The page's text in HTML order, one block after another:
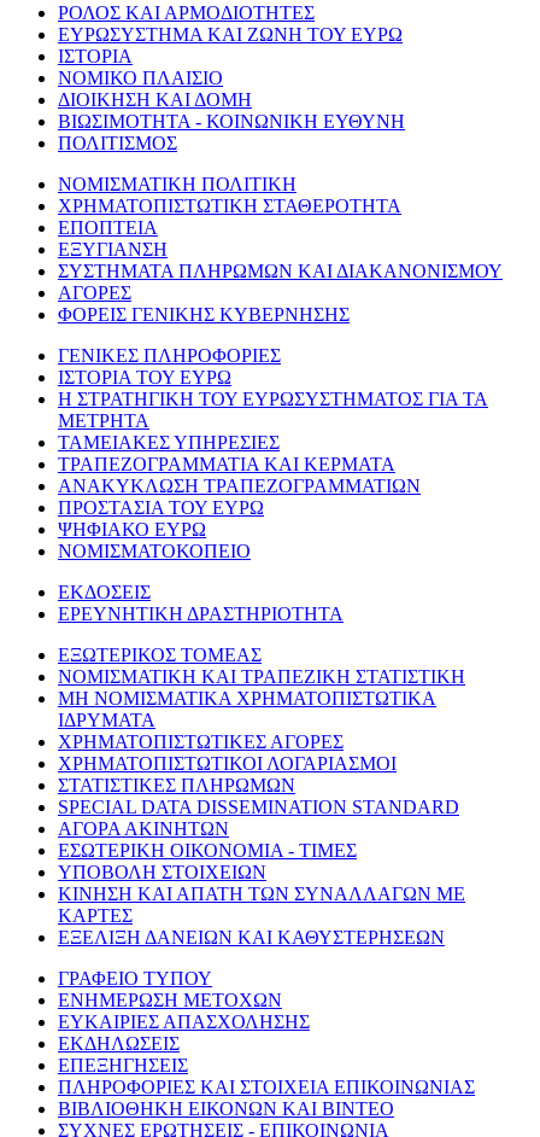
ΡΟΛΟΣ ΚΑΙ ΑΡΜΟΔΙΟΤΗΤΕΣ
ΕΥΡΩΣΥΣΤΗΜΑ ΚΑΙ ΖΩΝΗ ΤΟΥ ΕΥΡΩ
ΙΣΤΟΡΙΑ
ΝΟΜΙΚΟ ΠΛΑΙΣΙΟ
ΔΙΟΙΚΗΣΗ ΚΑΙ ΔΟΜΗ
ΒΙΩΣΙΜΟΤΗΤΑ - ΚΟΙΝΩΝΙΚΗ ΕΥΘΥΝΗ
ΠΟΛΙΤΙΣΜΟΣ
ΝΟΜΙΣΜΑΤΙΚΗ ΠΟΛΙΤΙΚΗ
ΧΡΗΜΑΤΟΠΙΣΤΩΤΙΚΗ ΣΤΑΘΕΡΟΤΗΤΑ
ΕΠΟΠΤΕΙΑ
ΕΞΥΓΙΑΝΣΗ
ΣΥΣΤΗΜΑΤΑ ΠΛΗΡΩΜΩΝ ΚΑΙ ΔΙΑΚΑΝΟΝΙΣΜΟΥ
ΑΓΟΡΕΣ
ΦΟΡΕΙΣ ΓΕΝΙΚΗΣ ΚΥΒΕΡΝΗΣΗΣ
ΓΕΝΙΚΕΣ ΠΛΗΡΟΦΟΡΙΕΣ
ΙΣΤΟΡΙΑ ΤΟΥ ΕΥΡΩ
Η ΣΤΡΑΤΗΓΙΚΗ ΤΟΥ ΕΥΡΩΣΥΣΤΗΜΑΤΟΣ ΓΙΑ ΤΑ
ΜΕΤΡΗΤΑ
ΤΑΜΕΙΑΚΕΣ ΥΠΗΡΕΣΙΕΣ
ΤΡΑΠΕΖΟΓΡΑΜΜΑΤΙΑ ΚΑΙ ΚΕΡΜΑΤΑ
ΑΝΑΚΥΚΛΩΣΗ ΤΡΑΠΕΖΟΓΡΑΜΜΑΤΙΩΝ
ΠΡΟΣΤΑΣΙΑ ΤΟΥ ΕΥΡΩ
ΨΗΦΙΑΚΟ ΕΥΡΩ
ΝΟΜΙΣΜΑΤΟΚΟΠΕΙΟ
ΕΚΔΟΣΕΙΣ
ΕΡΕΥΝΗΤΙΚΗ ΔΡΑΣΤΗΡΙΟΤΗΤΑ
ΕΞΩΤΕΡΙΚΟΣ ΤΟΜΕΑΣ
ΝΟΜΙΣΜΑΤΙΚΗ ΚΑΙ ΤΡΑΠΕΖΙΚΗ ΣΤΑΤΙΣΤΙΚΗ
ΜΗ ΝΟΜΙΣΜΑΤΙΚΑ ΧΡΗΜΑΤΟΠΙΣΤΩΤΙΚΑ
ΙΔΡΥΜΑΤΑ
ΧΡΗΜΑΤΟΠΙΣΤΩΤΙΚΕΣ ΑΓΟΡΕΣ
ΧΡΗΜΑΤΟΠΙΣΤΩΤΙΚΟΙ ΛΟΓΑΡΙΑΣΜΟΙ
ΣΤΑΤΙΣΤΙΚΕΣ ΠΛΗΡΩΜΩΝ
SPECIAL DATA DISSEMINATION STANDARD
ΑΓΟΡΑ ΑΚΙΝΗΤΩΝ
ΕΣΩΤΕΡΙΚΗ ΟΙΚΟΝΟΜΙΑ - ΤΙΜΕΣ
ΥΠΟΒΟΛΗ ΣΤΟΙΧΕΙΩΝ
ΚΙΝΗΣΗ ΚΑΙ ΑΠΑΤΗ ΤΩΝ ΣΥΝΑΛΛΑΓΩΝ ΜΕ
ΚΑΡΤΕΣ
ΕΞΕΛΙΞΗ ΔΑΝΕΙΩΝ ΚΑΙ ΚΑΘΥΣΤΕΡΗΣΕΩΝ
ΓΡΑΦΕΙΟ ΤΥΠΟΥ
ΕΝΗΜΕΡΩΣΗ ΜΕΤΟΧΩΝ
ΕΥΚΑΙΡΙΕΣ ΑΠΑΣΧΟΛΗΣΗΣ
ΕΚΔΗΛΩΣΕΙΣ
ΕΠΕΞΗΓΗΣΕΙΣ
ΠΛΗΡΟΦΟΡΙΕΣ ΚΑΙ ΣΤΟΙΧΕΙΑ ΕΠΙΚΟΙΝΩΝΙΑΣ
ΒΙΒΛΙΟΘΗΚΗ ΕΙΚΟΝΩΝ ΚΑΙ ΒΙΝΤΕΟ
ΣΥΧΝΕΣ ΕΡΩΤΗΣΕΙΣ - ΕΠΙΚΟΙΝΩΝΙΑ